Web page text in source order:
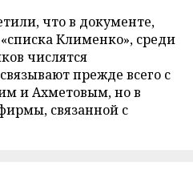
что в документе,
Клименко», среди
числятся
прежде всего с
и Ахметовым, но в
связанной с